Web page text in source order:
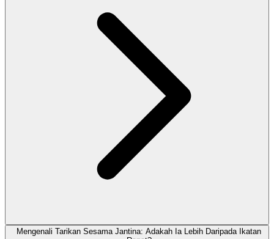
Mengenali Tarikan Sesama Jantina: Adakah Ia Lebih Daripada Ikatan